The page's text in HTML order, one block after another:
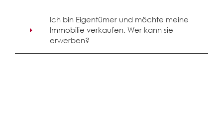
Ich bin Eigentümer und möchte meine
Immobilie verkaufen. Wer kann sie
erwerben?